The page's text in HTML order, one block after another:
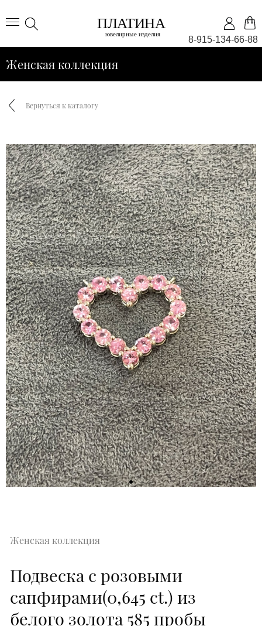
8-915-134-66-88
Женская коллекция
Вернуться к каталогу
Женская коллекция
Подвеска с розовыми
сапфирами(0,645 ct.) из
белого золота 585 пробы